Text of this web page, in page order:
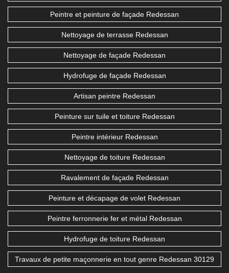
Peintre et peinture de façade Redessan
Nettoyage de terrasse Redessan
Nettoyage de façade Redessan
Hydrofuge de façade Redessan
Artisan peintre Redessan
Peinture sur tuile et toiture Redessan
Peintre intérieur Redessan
Nettoyage de toiture Redessan
Ravalement de façade Redessan
Peinture et décapage de volet Redessan
Peintre ferronnerie fer et métal Redessan
Hydrofuge de toiture Redessan
Travaux de petite maçonnerie en tout genre Redessan 30129